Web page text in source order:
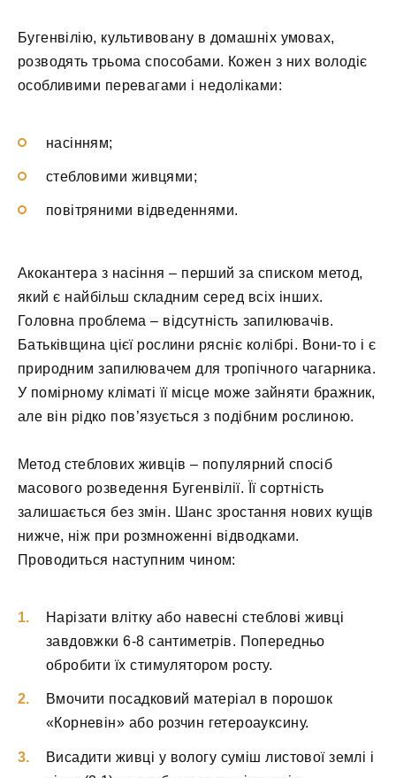
Бугенвілію, культивовану в домашніх умовах,
розводять трьома способами. Кожен з них володіє
особливими перевагами і недоліками:
насінням;
стебловими живцями;
повітряними відведеннями.
Акокантера з насіння – перший за списком метод,
який є найбільш складним серед всіх інших.
Головна проблема – відсутність запилювачів.
Батьківщина цієї рослини рясніє колібрі. Вони-то і є
природним запилювачем для тропічного чагарника.
У помірному кліматі її місце може зайняти бражник,
але він рідко пов’язується з подібним рослиною.
Метод стеблових живців – популярний спосіб
масового розведення Бугенвілії. Її сортність
залишається без змін. Шанс зростання нових кущів
нижче, ніж при розмноженні відводками.
Проводиться наступним чином:
Нарізати влітку або навесні стеблові живці
завдовжки 6-8 сантиметрів. Попередньо
обробити їх стимулятором росту.
Вмочити посадковий матеріал в порошок
«Корневін» або розчин гетероауксину.
Висадити живці у вологу суміш листової землі і